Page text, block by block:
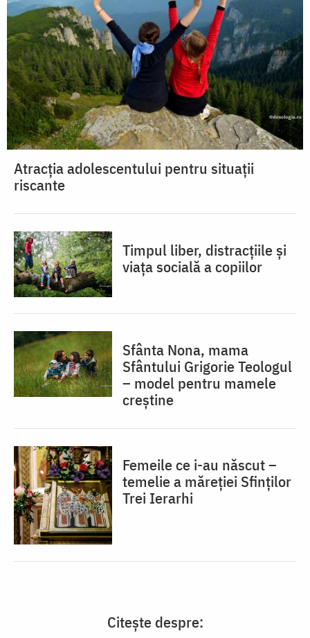
Atracția adolescentului pentru situații
riscante
Timpul liber, distracțiile și
viața socială a copiilor
Sfânta Nona, mama
Sfântului Grigorie Teologul
– model pentru mamele
creștine
Femeile ce i-au născut –
temelie a măreției Sfinților
Trei Ierarhi
Citește despre: